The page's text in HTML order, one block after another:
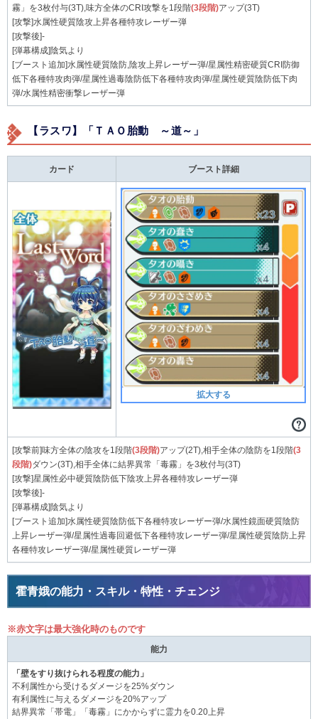
霧」を3枚付与(3T),味方全体のCRI攻撃を1段階(3段階)アップ(3T)
[攻撃]水属性硬質陰攻上昇各種特攻レーザー弾
[攻撃後]-
[弾幕構成]陰気より
[ブースト追加]水属性硬質陰防,陰攻上昇レーザー弾/星属性精密硬質CRI防御
低下各種特攻肉弾/星属性過毒陰防低下各種特攻肉弾/星属性硬質陰防低下肉
弾/水属性精密衝撃レーザー弾
【ラスワ】「ＴＡＯ胎動 ～道～」
カード ブースト詳細
拡大する
[攻撃前]味方全体の陰攻を1段階(3段階)アップ(2T),相手全体の陰防を1段階(3
段階)ダウン(3T),相手全体に結界異常「毒霧」を3枚付与(3T)
[攻撃]星属性必中硬質陰防低下陰攻上昇各種特攻レーザー弾
[攻撃後]-
[弾幕構成]陰気より
[ブースト追加]水属性硬質陰防低下各種特攻レーザー弾/水属性鏡面硬質陰防
上昇レーザー弾/星属性過毒回避低下各種特攻レーザー弾/星属性硬質陰防上昇
各種特攻レーザー弾/星属性硬質レーザー弾
霍青娥の能力・スキル・特性・チェンジ
※赤文字は最大強化時のものです
能力
「壁をすり抜けられる程度の能力」
不利属性から受けるダメージを25%ダウン
有利属性に与えるダメージを20%アップ
結界異常「帯電」「毒霧」にかからずに霊力を0.20上昇